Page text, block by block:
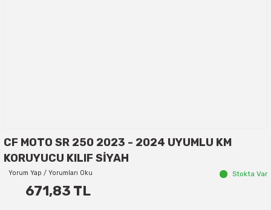
CF MOTO SR 250 2023 - 2024 UYUMLU KM
KORUYUCU KILIF SİYAH
Yorum Yap / Yorumları Oku Stokta Var
671,83 TL